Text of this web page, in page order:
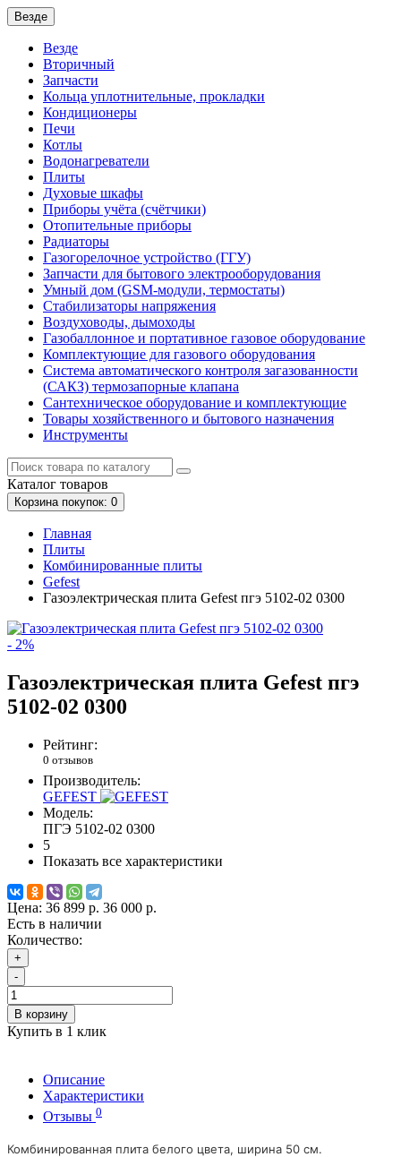
Везде
Везде
Вторичный
Запчасти
Кольца уплотнительные, прокладки
Кондиционеры
Печи
Котлы
Водонагреватели
Плиты
Духовые шкафы
Приборы учёта (счётчики)
Отопительные приборы
Радиаторы
Газогорелочное устройство (ГГУ)
Запчасти для бытового электрооборудования
Умный дом (GSM-модули, термостаты)
Cтабилизаторы напряжения
Воздуховоды, дымоходы
Газобаллонное и портативное газовое оборудование
Комплектующие для газового оборудования
Система автоматического контроля загазованности
(САКЗ) термозапорные клапана
Сантехническое оборудование и комплектующие
Товары хозяйственного и бытового назначения
Инструменты
Каталог товаров
Корзинапокупок: 0
Главная
Плиты
Комбинированные плиты
Gefest
Газоэлектрическая плита Gefest пгэ 5102-02 0300
- 2%
Газоэлектрическая плита Gefest пгэ
5102-02 0300
Рейтинг:
0 отзывов
Производитель:
GEFEST
Модель:
ПГЭ 5102-02 0300
5
Показать все характеристики
Цена: 36 899 р. 36 000 р.
Есть в наличии
Количество:
+
-
В корзину
Купить в 1 клик
Описание
Характеристики
Отзывы 0
Комбинированная плита белого цвета, ширина 50 см.